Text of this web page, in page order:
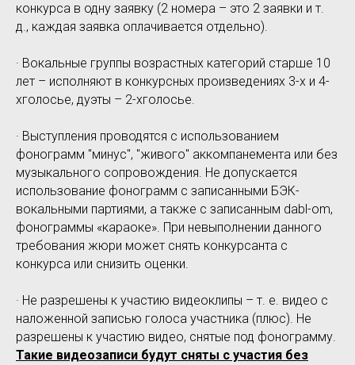
конкурса в одну заявку (2 номера – это 2 заявки и т.
д., каждая заявка оплачивается отдельно).
· Вокальные группы возрастных категорий старше 10
лет – исполняют в конкурсных произведениях 3-х и 4-
хголосье, дуэты – 2-хголосье.
· Выступления проводятся с использованием
фонограмм "минус", "живого" аккомпанемента или без
музыкального сопровождения. Не допускается
использование фонограмм с записанными БЭК-
вокальными партиями, а также с записанным dabl-om,
фонограммы «караоке». При невыполнении данного
требования жюри может снять конкурсанта с
конкурса или снизить оценки.
· Не разрешены к участию видеоклипы – т. е. видео с
наложенной записью голоса участника (плюс). Не
разрешены к участию видео, снятые под фонограмму.
Такие видеозаписи будут сняты с участия без